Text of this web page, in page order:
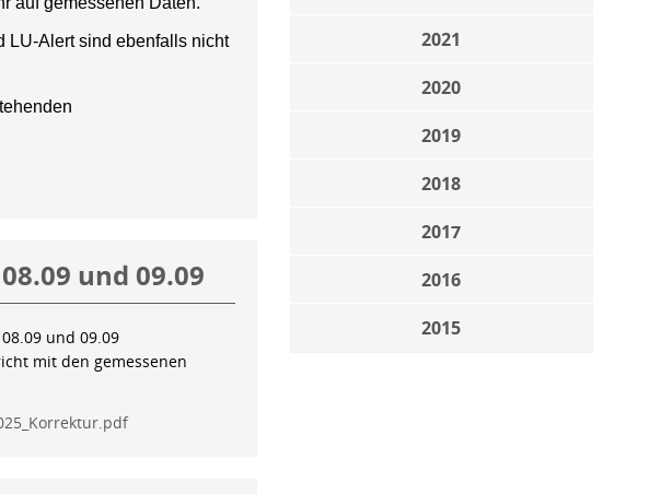
2021
2020
2019
2018
2017
2016
2015
LU-Alert sind ebenfalls nicht
und 09.09
und 09.09
mit den gemessenen